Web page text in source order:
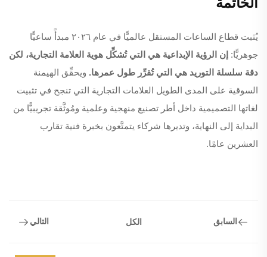
يُثبت قطاع الساعات المستقل عالميًّا في عام ٢٠٢٦ مبدأً ساعيًّا
جوهريًّا: إن الرؤية الإبداعية هي التي تُشكِّل هوية العلامة التجارية، لكن
دقة سلسلة التوريد هي التي تُقرِّر طول عمرها. ويحقِّق الهيمنة
السوقية على المدى الطويل العلامات التجارية التي تنجح في تثبيت
لغاتها التصميمية داخل أطر تصنيع منهجية وعلمية ومُوثَّقة تجريبيًّا من
البداية إلى النهاية، وتديرها شركاء يتمتَّعون بخبرة فنية تقارب
العشرين عامًا.
السابق الكل التالي